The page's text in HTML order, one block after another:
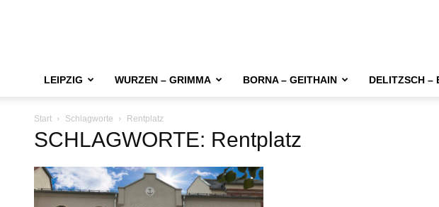
LEIPZIG WURZEN – GRIMMA BORNA – GEITHAIN DELITZSCH –
Start Schlagworte Rentplatz
SCHLAGWORTE: Rentplatz